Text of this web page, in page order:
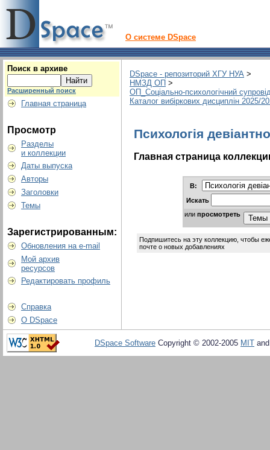
О системе DSpace
Поиск в архиве
Расширенный поиск
Главная страница
Просмотр
Разделы
и коллекции
Даты выпуска
Авторы
Заголовки
Темы
Зарегистрированным:
Обновления на e-mail
Мой архив
ресурсов
Редактировать профиль
Справка
О DSpace
DSpace - репозиторий ХГУ НУА >
НМЗД ОП >
ОП_Соціально-психологічний
Каталог вибіркових дисциплін 2025/
Психологія
Главная страница
В:
Искать
или просмотреть
Подпишитесь на эту коллекцию, чтобы
почте о новых добавлениях
DSpace Software Copyright © 2002-2005 MIT